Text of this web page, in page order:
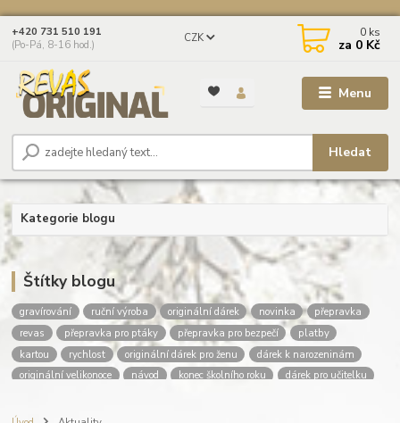
Menu
CZK
Hledat
+420 731 510 191
(Po-Pá, 8-16 hod.)
0 ks
za 0 Kč
Kategorie blogu
Štítky blogu
gravírování ruční výroba originální dárek novinka
přepravka
revas
přepravka pro ptáky přepravka pro bezpečí
platby
kartou
rychlost originální dárek pro ženu
dárek k narozeninám
originální velikonoce
návod konec školního roku
dárek pro učitelku
fotografie do dřeva